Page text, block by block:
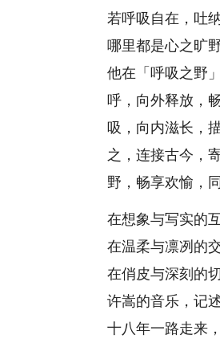
若呼吸自在，吐纳
哪里都是心之旷野
他在「呼吸之野
呼，向外释放，畅
吸，向内滋长，描
之，连接古今，寄
野，畅享欢愉，同
在想象与写实的互
在温柔与凛冽的交
在俏皮与深刻的切
许嵩的音乐，记述
十八年一路走来，